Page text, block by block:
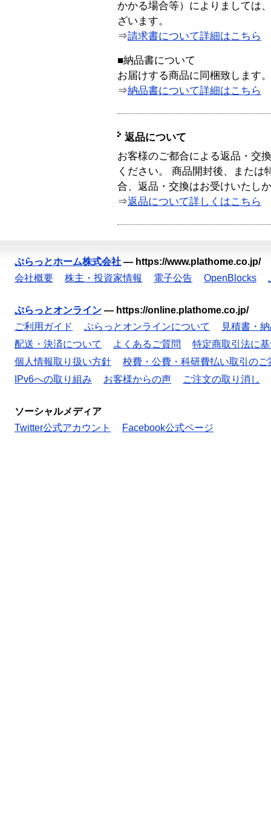
かかる場合等）によりましては
ざいます。
⇒請求書について詳細はこちら
■納品書について
お届けする商品に同梱致します。
⇒納品書について詳細はこちら
返品について
お客様のご都合による返品・交
ください。 商品開封後、または
合、返品・交換はお受けいたし
⇒返品について詳しくはこちら
ぷらっとホーム株式会社 — https://www.plathome.co.jp/
会社概要
株主・投資家情報 電子公告 OpenBlocks
ぷらっとオンライン — https://online.plathome.co.jp/
ご利用ガイド
ぷらっとオンラインについて
見積書・
配送・決済について
よくあるご質問
特定商取引法に
個人情報取り扱い方針
校費・公費・科研費払い取引のご
IPv6への取り組み
お客様からの声 ご注文の取り消し
ソーシャルメディア
Twitter公式アカウント
Facebook公式ページ